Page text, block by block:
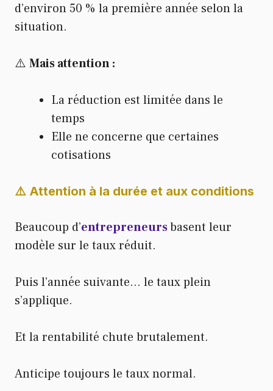
d’environ 50 % la première année selon la
situation.
⚠️ Mais attention :
La réduction est limitée dans le
temps
Elle ne concerne que certaines
cotisations
⚠️ Attention à la durée et aux conditions
Beaucoup d’entrepreneursbasent leur
modèle sur le taux réduit.
Puis l’année suivante… le taux plein
s’applique.
Et la rentabilité chute brutalement.
Anticipe toujours le taux normal.